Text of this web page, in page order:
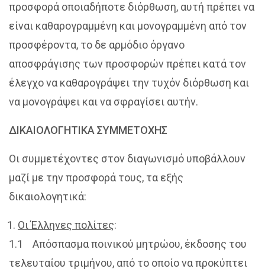
προσφορά οποιαδήποτε διόρθωση, αυτή πρέπει να
είναι καθαρογραμμένη και μονογραμμένη από τον
προσφέροντα, το δε αρμόδιο όργανο
αποσφράγισης των προσφορών πρέπει κατά τον
έλεγχο να καθαρογράψει την τυχόν διόρθωση και
να μονογράψει και να σφραγίσει αυτήν.
ΔΙΚΑΙΟΛΟΓΗΤΙΚΑ ΣΥΜΜΕΤΟΧΗΣ
Οι συμμετέχοντες στον διαγωνισμό υποβάλλουν
μαζί με την προσφορά τους, τα εξής
δικαιολογητικά:
Οι Έλληνες πολίτες:
1.1 Απόσπασμα ποινικού μητρώου, έκδοσης του
τελευταίου τριμήνου, από το οποίο να προκύπτει